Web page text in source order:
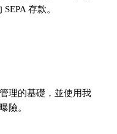
存款。
理的基礎，並使用我
險。